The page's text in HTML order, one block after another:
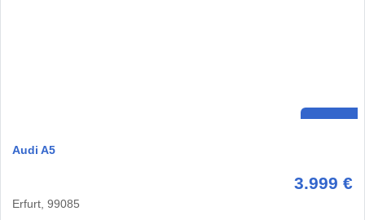
Audi A5
3.999 €
Erfurt, 99085